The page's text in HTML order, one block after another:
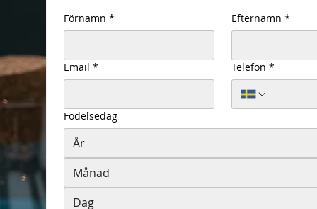
Förnamn * Efternamn *
Email * Telefon *
Födelsedag
Månad